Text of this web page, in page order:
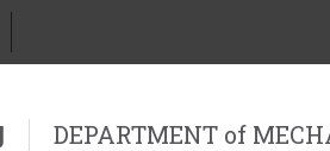
DEPARTMENT of